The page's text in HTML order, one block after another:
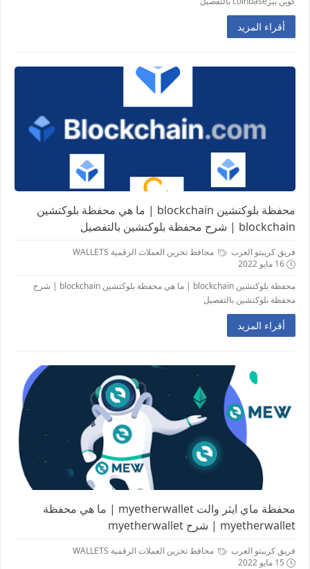
أقراء المزيد
محفظة بلوكتشين blockchain | ما هي محفظة بلوكتشين
blockchain | شرح محفظة بلوكتشين بالتفصيل
فريق كريبتو العرب
محافظ تخزين العملات الرقمية WALLETS
16 مايو 2022
محفظة بلوكتشين blockchain | ما هي محفظة بلوكتشين blockchain | شرح
محفظة بلوكتشين بالتفصيل
أقراء المزيد
محفظة ماي ايثر والت myetherwallet | ما هي محفظة
myetherwallet | شرح myetherwallet
فريق كريبتو العرب
محافظ تخزين العملات الرقمية WALLETS
15 مايو 2022